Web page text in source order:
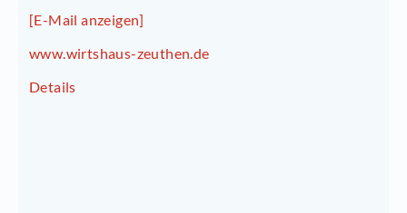
[E-Mail anzeigen]
www.wirtshaus-zeuthen.de
Details